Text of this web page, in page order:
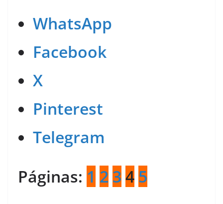
WhatsApp
Facebook
X
Pinterest
Telegram
Páginas: 1 2 3 4 5